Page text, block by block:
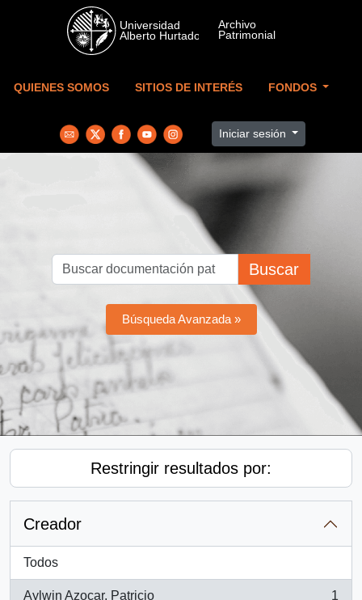
Skip to main content
QUIENES SOMOS SITIOS DE INTERÉS FONDOS
Iniciar sesión
Buscar
Búsqueda Avanzada »
Restringir resultados por:
Creador
Todos
Aylwin Azocar, Patricio 1